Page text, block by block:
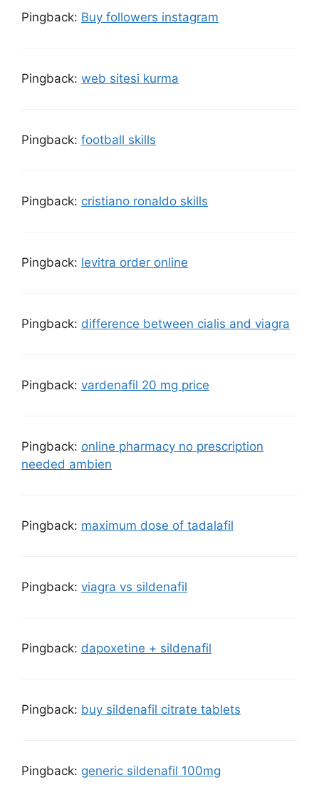
Pingback: Buy followers instagram
Pingback: web sitesi kurma
Pingback: football skills
Pingback: cristiano ronaldo skills
Pingback: levitra order online
Pingback: difference between cialis and viagra
Pingback: vardenafil 20 mg price
Pingback: online pharmacy no prescription
needed ambien
Pingback: maximum dose of tadalafil
Pingback: viagra vs sildenafil
Pingback: dapoxetine + sildenafil
Pingback: buy sildenafil citrate tablets
Pingback: generic sildenafil 100mg